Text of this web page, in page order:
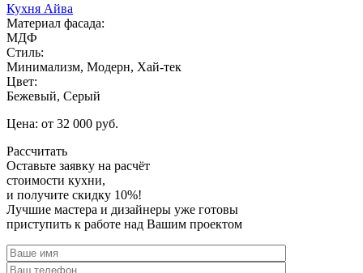
Кухня Айва
Материал фасада:
МДФ
Стиль:
Минимализм, Модерн, Хай-тек
Цвет:
Бежевый, Серый
Цена: от 32 000 руб.
Рассчитать
Оставьте заявку на расчёт
стоимости кухни,
и получите скидку 10%!
Лучшие мастера и дизайнеры уже готовы
приступить к работе над Вашим проектом